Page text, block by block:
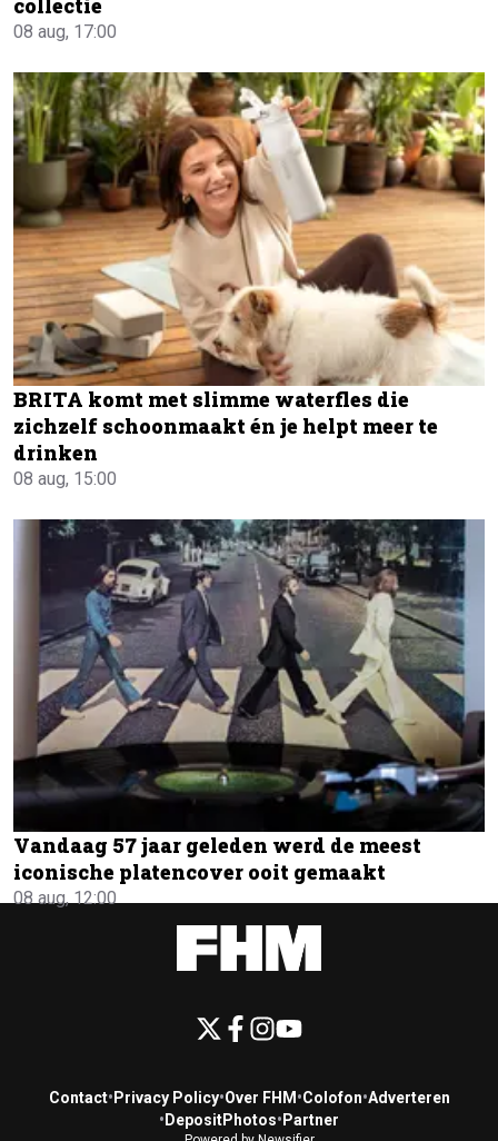
collectie
08 aug, 17:00
BRITA komt met slimme waterfles die
zichzelf schoonmaakt én je helpt meer te
drinken
08 aug, 15:00
Vandaag 57 jaar geleden werd de meest
iconische platencover ooit gemaakt
08 aug, 12:00
Contact• Privacy Policy•Over FHM •Colofon•Adverteren
• DepositPhotos• Partner